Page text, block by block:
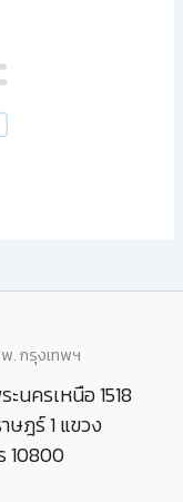
. กรุงเทพฯ
นครเหนือ 1518
ษฎร์ 1 แขวง
10800